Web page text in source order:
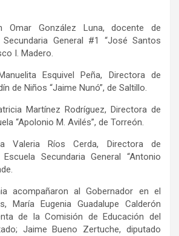
Omar González Luna, docente de
General #1 “José Santos
I. Madero.
Esquivel Peña, Directora de
de Niños “Jaime Nunó”, de Saltillo.
Martínez Rodríguez, Directora de
“Apolonio M. Avilés”, de Torreón.
Valeria Ríos Cerda, Directora de
Secundaria General “Antonio
acompañaron al Gobernador en el
María Eugenia Guadalupe Calderón
de la Comisión de Educación del
Jaime Bueno Zertuche, diputado